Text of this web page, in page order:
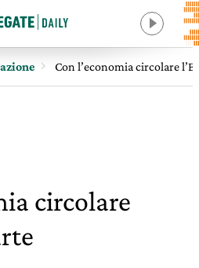
Con l’economia circolare
circolare